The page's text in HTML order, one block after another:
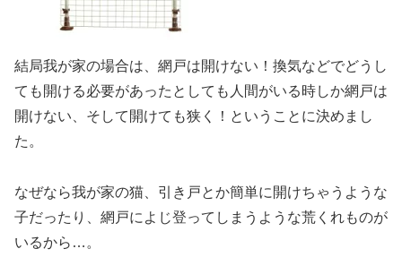
結局我が家の場合は、網戸は開けない！換気などでどうし
ても開ける必要があったとしても人間がいる時しか網戸は
開けない、そして開けても狭く！ということに決めまし
た。
なぜなら我が家の猫、引き戸とか簡単に開けちゃうような
子だったり、網戸によじ登ってしまうような荒くれものが
いるから…。